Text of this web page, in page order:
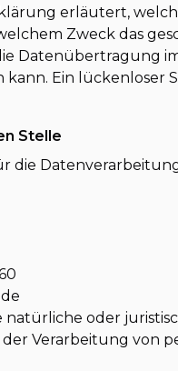
erläutert,
Zweck das
Datenübertragung
kann. Ein
Stelle
die
oder
Verarbeitung von